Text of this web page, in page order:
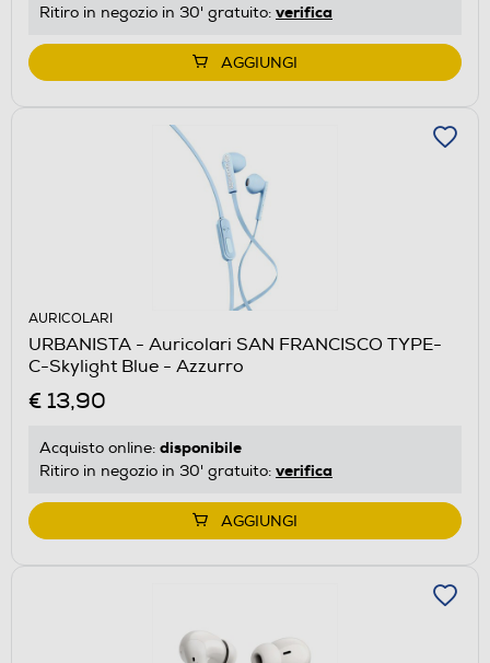
Ritiro in negozio in 30' gratuito: verifica
AGGIUNGI
AURICOLARI
URBANISTA - Auricolari SAN FRANCISCO TYPE-
C-Skylight Blue - Azzurro
€ 13,90
Acquisto online: disponibile
Ritiro in negozio in 30' gratuito: verifica
AGGIUNGI